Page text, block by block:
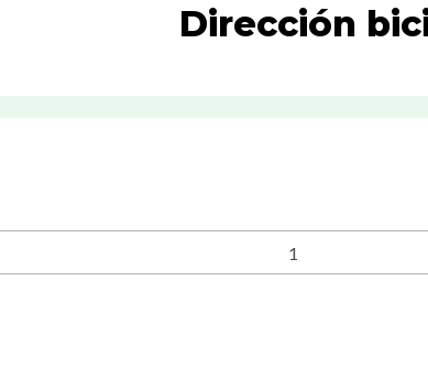
Dirección